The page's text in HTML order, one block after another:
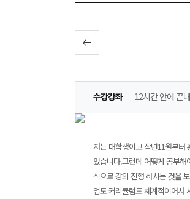
수강강좌 12시간 안에 끝
저는 대학생이고 작년11월부터
었습니다.그런데 어떻게 공부
식으로 강의 진행 하시는 것을
업도 커리큘럼도 쳬계적이어서